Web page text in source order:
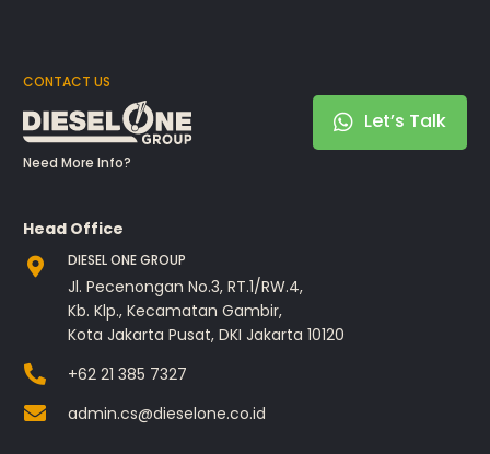
CONTACT US
Need More Info?
Let’s Talk
Head Office
DIESEL ONE GROUP
Jl. Pecenongan No.3, RT.1/RW.4,
Kb. Klp., Kecamatan Gambir,
Kota Jakarta Pusat, DKI Jakarta 10120
+62 21 385 7327
admin.cs@dieselone.co.id